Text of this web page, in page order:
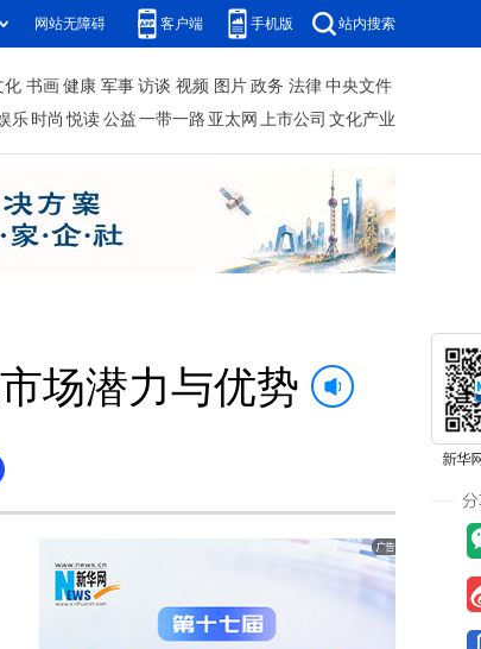
网站无障碍 客户端 手机版 站内搜索
化 书画 健康 军事 访谈 视频 图片 政务 法律 中央文件
乐 时尚 悦读 公益 一带一路 亚太网 上市公司 文化产业
场潜力与优势